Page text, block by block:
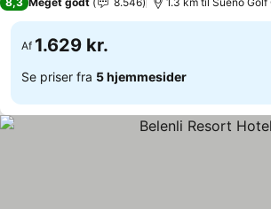
Af 1.629 kr.
Se priser fra 5 hjemmesider